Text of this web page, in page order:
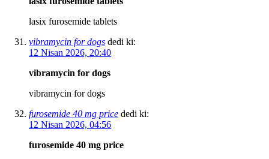
lasix furosemide tablets
vibramycin for dogs dedi ki:
12 Nisan 2026, 20:40
vibramycin for dogs
vibramycin for dogs
furosemide 40 mg price dedi ki:
12 Nisan 2026, 04:56
furosemide 40 mg price